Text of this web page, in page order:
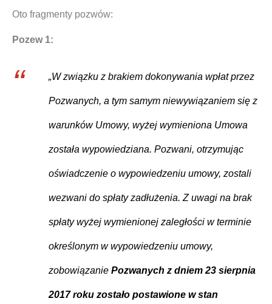
Oto fragmenty pozwów:
Pozew 1:
„W związku z brakiem dokonywania wpłat przez
Pozwanych, a tym samym niewywiązaniem się z
warunków Umowy, wyżej wymieniona Umowa
została wypowiedziana. Pozwani, otrzymując
oświadczenie o wypowiedzeniu umowy, zostali
wezwani do spłaty zadłużenia. Z uwagi na brak
spłaty wyżej wymienionej zaległości w terminie
określonym w wypowiedzeniu umowy,
zobowiązanie Pozwanych z dniem 23 sierpnia
2017 roku zostało postawione w stan